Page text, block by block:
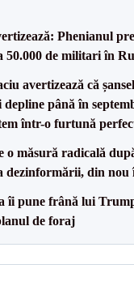
Phenianul
50.000 de militari în
avertizează că
până în
într-o furtună
o măsură radicală
dezinformării, din nou
îi pune frână lui
de foraj